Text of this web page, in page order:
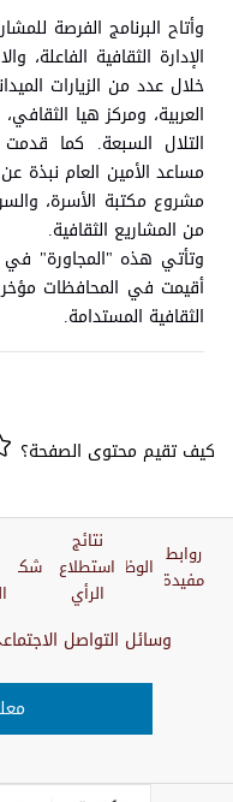
وأتاح البرنامج الفرصة
الإدارة الثقافية
خلال عدد من الزيارات
العربية، ومركز هيا
التلال السبعة. كما
مساعد الأمين العام نبذة
مشروع مكتبة الأسرة،
من المشاريع الثقافية.
وتأتي هذه "المجاورة" في
أقيمت في المحافظات
الثقافية المستدامة.
كيف تقيم محتوى الصفحة؟
روابط
مفيدة الوظائف
نتائج
استطلاع
الرأي
وسائل التواصل